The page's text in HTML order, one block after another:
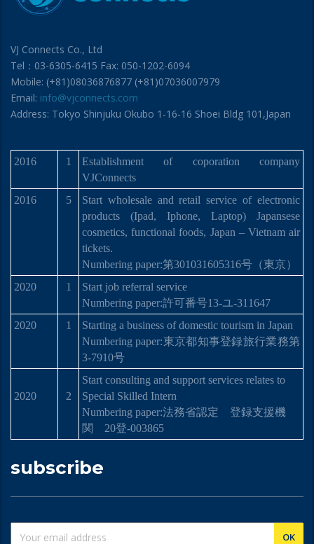
VJ Connects Co., Ltd
Tel：03-6305-6415 Fax: 050-1202-6094
Mobile: (+81)08036876877 (+81)07036007979
Email: info@vjconnects.com
Address: Tokyo Shinjuku Okubo 1-16-16 Shoei Bldg 101,Japan
2016 1
Establishment of coporation company
VJConnects
2016
5
Start wholesale and retail service of electronic
products (Ipad, Iphone, Laptop) Japansese
cosmetics, functional foods, Japan – Vietnam air
tickets.
Numbering paper:第301031605316号 （東京）
2020
1
Start job referral service
Numbering paper:許可番号13-ユ-311647
2020
1
Starting a business of domestic tourism in Japan
Numbering paper:東京都知事登録旅行業務第
3-7910号
2020 2
Start consulting and support services relates to
Special Skilled Intern
Numbering paper:法務省認定 登録支援機
関
20登-003865
subscribe